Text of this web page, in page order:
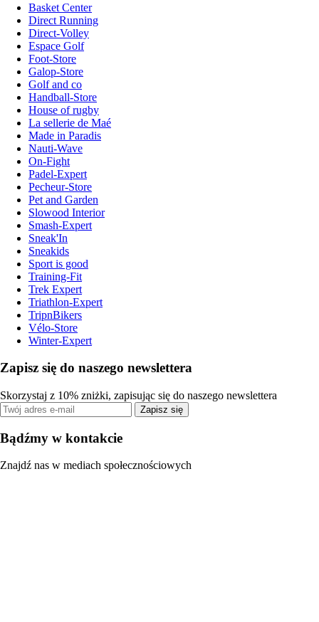
Basket Center
Direct Running
Direct-Volley
Espace Golf
Foot-Store
Galop-Store
Golf and co
Handball-Store
House of rugby
La sellerie de Maé
Made in Paradis
Nauti-Wave
On-Fight
Padel-Expert
Pecheur-Store
Pet and Garden
Slowood Interior
Smash-Expert
Sneak'In
Sneakids
Sport is good
Training-Fit
Trek Expert
Triathlon-Expert
TripnBikers
Vélo-Store
Winter-Expert
Zapisz się do naszego newslettera
Skorzystaj z 10% zniżki, zapisując się do naszego newslettera
Zapisz się
Bądźmy w kontakcie
Znajdź nas w mediach społecznościowych